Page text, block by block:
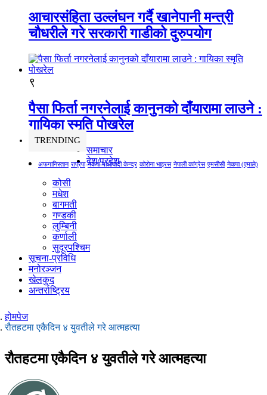
आचारसंहिता उल्लंघन गर्दै खानेपानी मन्त्री
चौधरीले गरे सरकारी गाडीको दुरुपयोग
९
पैसा फिर्ता नगरनेलाई कानुनको दाँयारामा लाउने :
गायिका स्‍मृति पोखरेल
TRENDING
अफगानिस्तान राप्रपा नेकपा माओवादी केन्द्र कोरोना भाइरस नेपाली कांग्रेस एमसीसी नेकपा (एमाले)
समाचार
देश/प्रदेश
कोसी
मधेश
बागमती
गण्डकी
लुम्बिनी
कर्णाली
सुदूरपश्चिम
सूचना-प्रविधि
मनोरञ्जन
खेलकुद
अन्तर्राष्ट्रिय
होमपेज
रौतहटमा एकैदिन ४ युवतीले गरे आत्महत्या
रौतहटमा एकैदिन ४ युवतीले गरे आत्महत्या